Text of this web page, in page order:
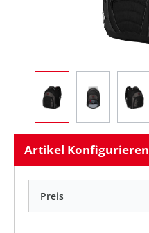
Artikel Konfigurieren
Preis